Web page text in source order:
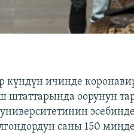
ичинде
штаттарында оорунун
саны 150